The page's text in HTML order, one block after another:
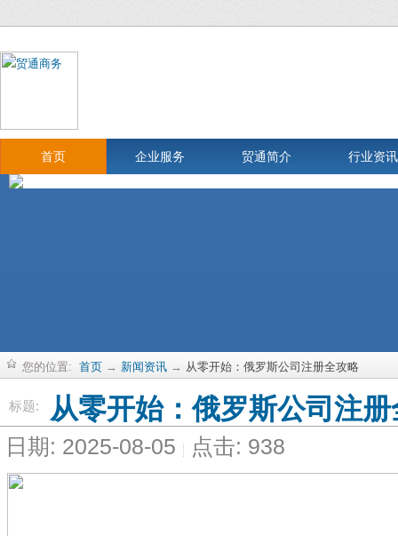
首页 企业服务 贸通简介 行业资讯
您的位置: 首页 → 新闻资讯 → 从零开始：俄罗斯公司注册全攻略
标题: 从零开始：俄罗斯公司注
日期: 2025-08-05 点击: 938